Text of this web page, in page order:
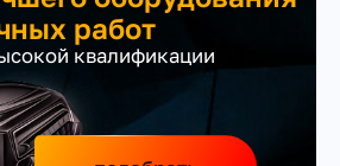
работ
квалификации